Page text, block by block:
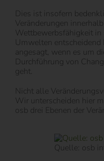
Dies ist insofern
Veränderungen
Wettbewerbsfähigkeit in
Umwelten
angesagt, wenn es um
Durchführung von
geht.
Nicht alle
Wir unterscheiden hier
osb drei Ebenen der
Quelle: osb